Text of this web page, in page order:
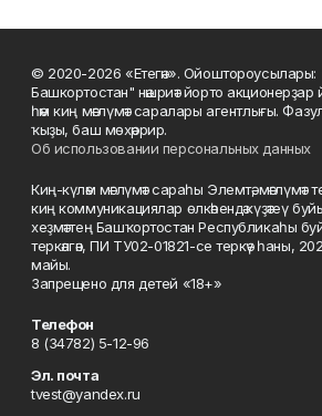
© 2020-2026 «Етегән». Ойоштороусылары:
Башкортостан" нәшриәт йорто акционерҙар
һәм киң мәғлүмәт саралары агентлығы.
ҡыҙы, баш мөхәррир.
Об использовании персональных данных
Киң-күләм мәғлүмәт сараһы Элемтә, мәғлүмәт
киң коммуникациялар өлкәһендә күҙәтеү
хеҙмәттең Башҡортостан Республикаһы
теркәлгән, ПИ ТУ02-01821-се теркәү һаны,
майы.
Запрещено для детей «18+»
Телефон
8 (34782) 5-12-96
Эл. почта
tvest@yandex.ru